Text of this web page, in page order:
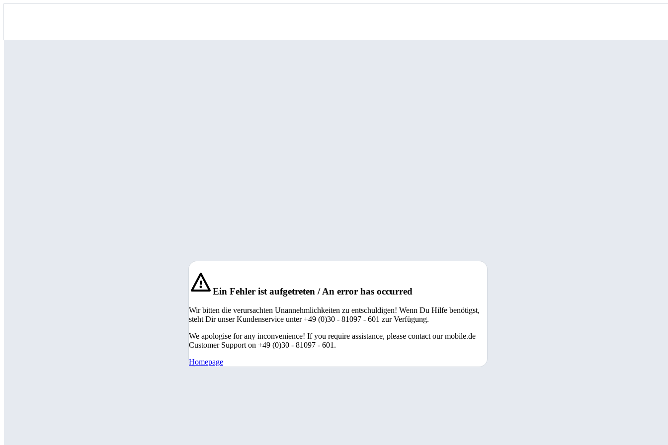
Ein Fehler ist aufgetreten / An error has occurred
Wir bitten die verursachten Unannehmlichkeiten zu entschuldigen! Wenn Du Hilfe benötigst,
steht Dir unser Kundenservice unter +49 (0)30 - 81097 - 601 zur Verfügung.
We apologise for any inconvenience! If you require assistance, please contact our mobile.de
Customer Support on +49 (0)30 - 81097 - 601.
Homepage